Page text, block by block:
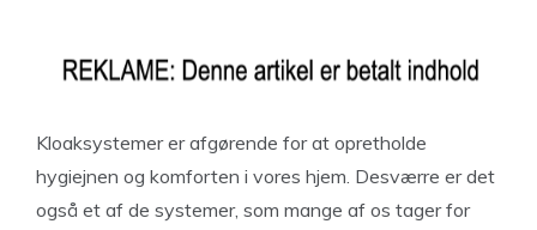
Kloaksystemer er afgørende for at opretholde
hygiejnen og komforten i vores hjem. Desværre er det
også et af de systemer, som mange af os tager for